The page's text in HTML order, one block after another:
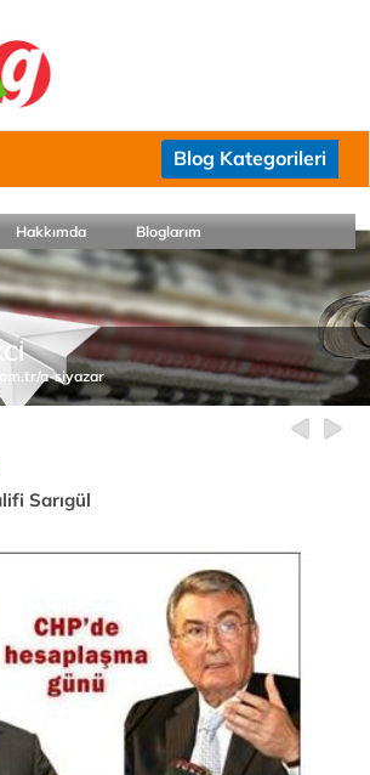
Blog Kategorileri
Hakkımda Bloglarım
a-siyazar
Sarıgül